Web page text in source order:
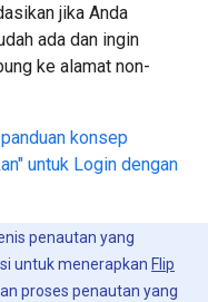
jika Anda
ada dan ingin
ke alamat non-
panduan konsep
untuk Login dengan
penautan yang
untuk menerapkan Flip
proses penautan yang